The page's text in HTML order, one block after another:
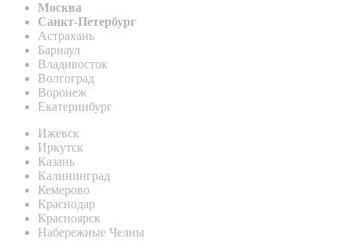
Москва
Санкт-Петербург
Астрахань
Барнаул
Владивосток
Волгоград
Воронеж
Екатеринбург
Ижевск
Иркутск
Казань
Калининград
Кемерово
Краснодар
Красноярск
Набережные Челны